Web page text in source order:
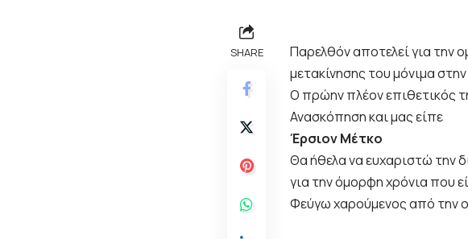
SHARE
Παρελθόν αποτελεί για την
μετακίνησης του μόνιμα
Ο πρώην πλέον επιθετικός
Ανασκόπηση και μας είπε
Έρσιον Μέτκο
Θα ήθελα να ευχαριστώ την
για την όμορφη χρόνια που
Φεύγω χαρούμενος από την